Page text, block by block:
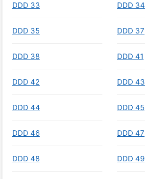
DDD 33 DDD 34
DDD 35 DDD 37
DDD 38 DDD 41
DDD 42 DDD 43
DDD 44 DDD 45
DDD 46 DDD 47
DDD 48 DDD 49